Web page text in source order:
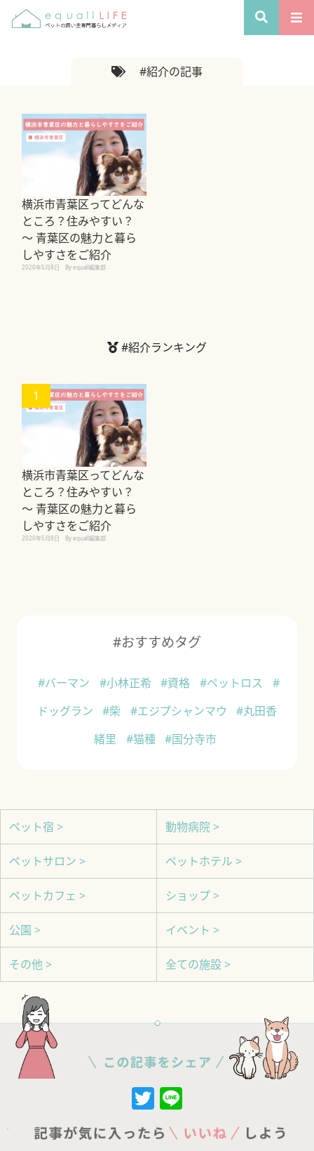
#紹介の記事
横浜市青葉区ってどんな
ところ？住みやすい？
〜 青葉区の魅力と暮ら
しやすさをご紹介
2020年5月8日 By equall編集部
#紹介ランキング
1
横浜市青葉区ってどんな
ところ？住みやすい？
〜 青葉区の魅力と暮ら
しやすさをご紹介
2020年5月8日 By equall編集部
#おすすめタグ
#バーマン #小林正希 #資格 #ペットロス
#
ドッグラン
#柴 #エジプシャンマウ
#丸田香
緒里
#猫種 #国分寺市
ペット宿 > 動物病院 >
ペットサロン > ペットホテル >
ペットカフェ > ショップ >
公園 > イベント >
その他 > 全ての施設 >
Twitter